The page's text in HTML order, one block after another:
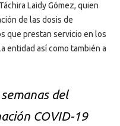
Laidy Gómez, quien
de las dosis de
que prestan servicio en los
entidad así como también a
del
COVID-19